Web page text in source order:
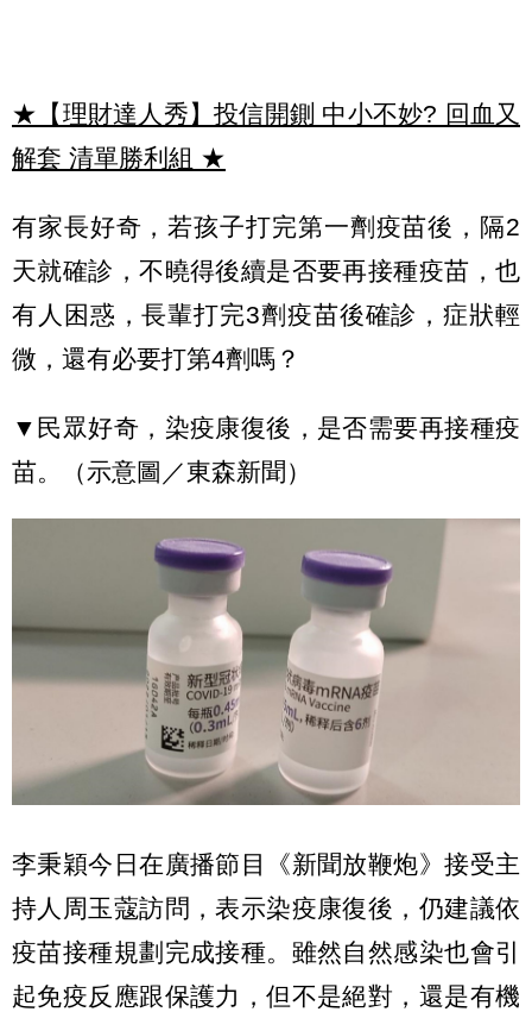
★【理財達人秀】投信開鍘 中小不妙? 回血又
解套 清單勝利組 ★
有家長好奇，若孩子打完第一劑疫苗後，隔2
天就確診，不曉得後續是否要再接種疫苗，也
有人困惑，長輩打完3劑疫苗後確診，症狀輕
微，還有必要打第4劑嗎？
▼民眾好奇，染疫康復後，是否需要再接種疫
苗。（示意圖／東森新聞）
李秉穎今日在廣播節目《新聞放鞭炮》接受主
持人周玉蔻訪問，表示染疫康復後，仍建議依
疫苗接種規劃完成接種。雖然自然感染也會引
起免疫反應跟保護力，但不是絕對，還是有機